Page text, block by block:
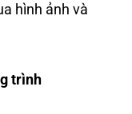
hình ảnh và
trình